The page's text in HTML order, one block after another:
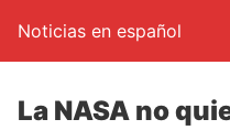
Noticias en español
La NASA no